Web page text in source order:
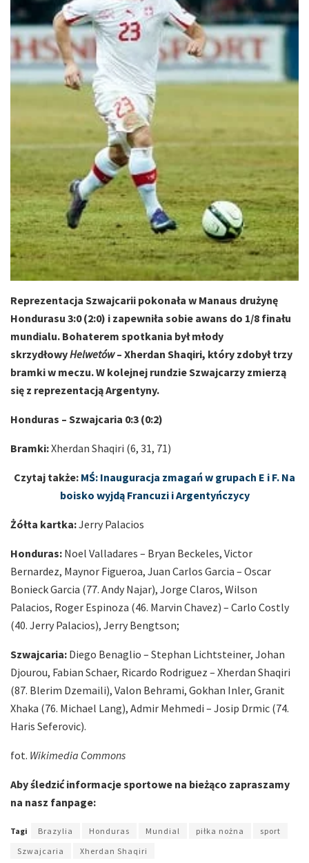
Reprezentacja Szwajcarii pokonała w Manaus drużynę
Hondurasu 3:0 (2:0) i zapewniła sobie awans do 1/8 finału
mundialu. Bohaterem spotkania był młody
skrzydłowyHelwetów– Xherdan Shaqiri, który zdobył trzy
bramki w meczu. W kolejnej rundzie Szwajcarzy zmierzą
się z reprezentacją Argentyny.
Honduras – Szwajcaria 0:3 (0:2)
Bramki:Xherdan Shaqiri (6, 31, 71)
Czytaj także: MŚ: Inauguracja zmagań w grupach E i F. Na
boisko wyjdą Francuzi i Argentyńczycy
Żółta kartka:Jerry Palacios
Honduras: Noel Valladares – Bryan Beckeles, Victor
Bernardez, Maynor Figueroa, Juan Carlos Garcia – Oscar
Bonieck Garcia (77. Andy Najar), Jorge Claros, Wilson
Palacios, Roger Espinoza (46. Marvin Chavez) – Carlo Costly
(40. Jerry Palacios), Jerry Bengtson;
Szwajcaria: Diego Benaglio – Stephan Lichtsteiner, Johan
Djourou, Fabian Schaer, Ricardo Rodriguez – Xherdan Shaqiri
(87. Blerim Dzemaili), Valon Behrami, Gokhan Inler, Granit
Xhaka (76. Michael Lang), Admir Mehmedi – Josip Drmic (74.
Haris Seferovic).
fot. Wikimedia Commons
Aby śledzić informacje sportowe na bieżąco zapraszamy
na nasz fanpage:
Tagi Brazylia Honduras Mundial piłka nożna
sport
Szwajcaria
Xherdan Shaqiri